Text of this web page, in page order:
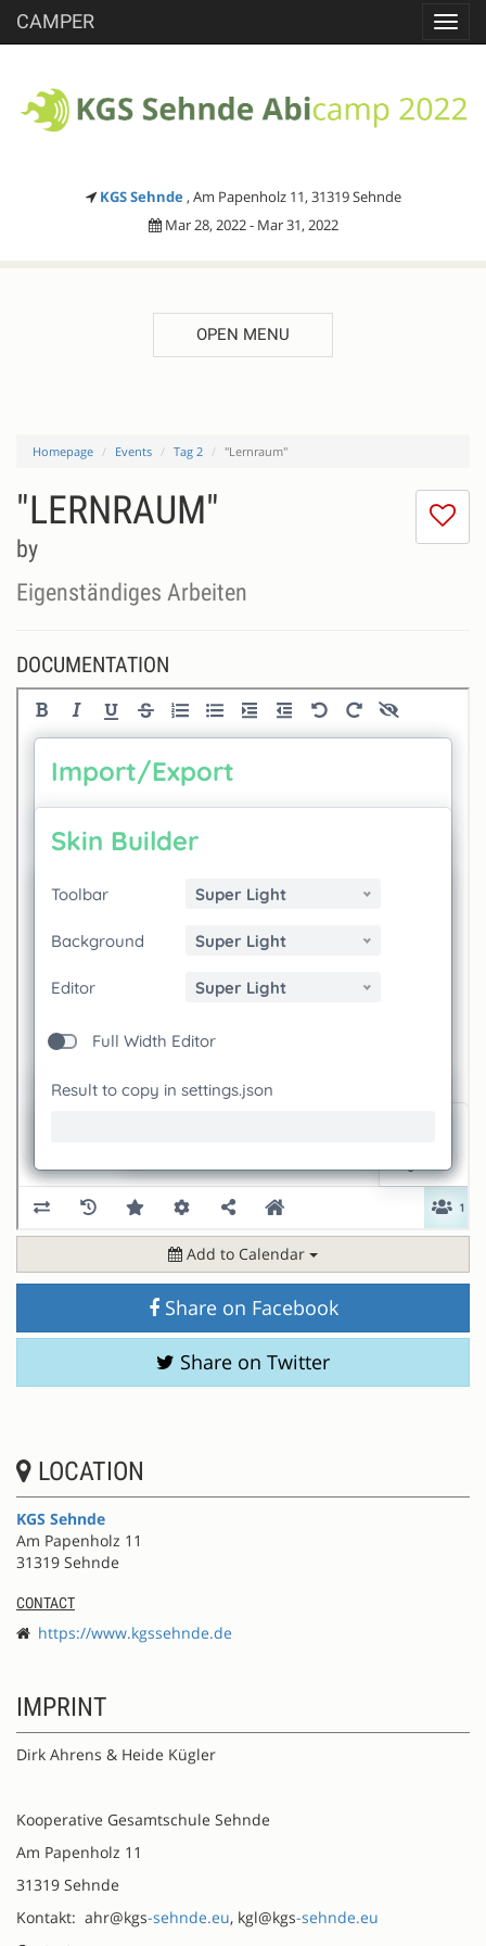
CAMPER
KGS Sehnde , Am Papenholz 11, 31319 Sehnde
Mar 28, 2022 - Mar 31, 2022
OPEN MENU
Homepage Events Tag 2 "Lernraum"
I
"LERNRAUM"
by
Eigenständiges Arbeiten
DOCUMENTATION
Add to Calendar
Share on Facebook
Share on Twitter
LOCATION
KGS Sehnde
Am Papenholz 11
31319 Sehnde
CONTACT
https://www.kgssehnde.de
IMPRINT
Dirk Ahrens & Heide Kügler
Kooperative Gesamtschule Sehnde
Am Papenholz 11
31319 Sehnde
Kontakt: ahr@kgs-sehnde.eu, kgl@kgs-sehnde.eu